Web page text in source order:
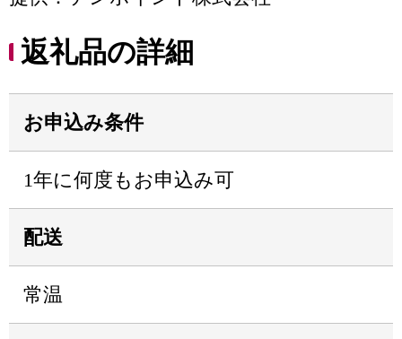
返礼品の詳細
お申込み条件
1年に何度もお申込み可
配送
常温